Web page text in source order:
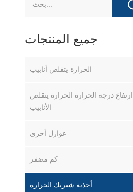
جميع المنتجات
الحرارة يتقلص أنابيب
ارتفاع درجة الحرارة الحرارة يتقلص
الأنابيب
عوازل أخرى
كم مضفر
أحذية شيرنك الحرارة